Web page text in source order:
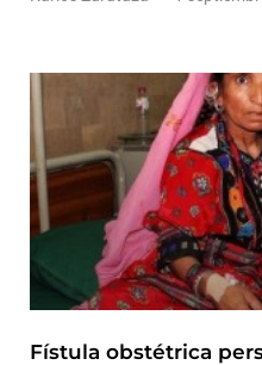
Fístula obstétrica